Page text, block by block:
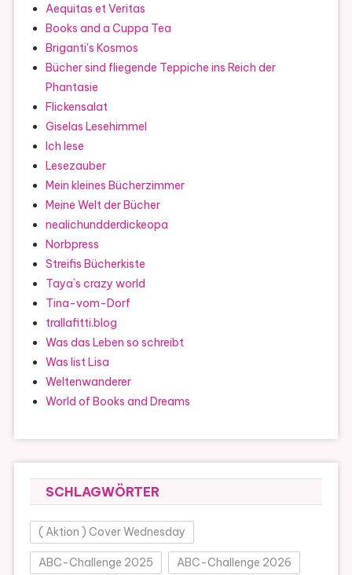
Aequitas et Veritas
Books and a Cuppa Tea
Briganti's Kosmos
Bücher sind fliegende Teppiche ins Reich der
Phantasie
Flickensalat
Giselas Lesehimmel
Ich lese
Lesezauber
Mein kleines Bücherzimmer
Meine Welt der Bücher
nealichundderdickeopa
Norbpress
Streifis Bücherkiste
Taya`s crazy world
Tina-vom-Dorf
trallafitti.blog
Was das Leben so schreibt
Was list Lisa
Weltenwanderer
World of Books and Dreams
SCHLAGWÖRTER
( Aktion ) Cover Wednesday
ABC-Challenge 2025 ABC-Challenge 2026